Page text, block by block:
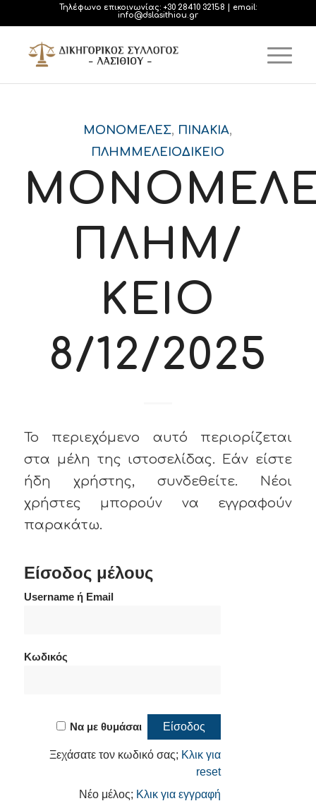
Τηλέφωνο επικοινωνίας: +30 28410 32158 | email:
info@dslasithiou.gr
ΜΟΝΟΜΕΛΈΣ, ΠΙΝΆΚΙΑ,
ΠΛΗΜΜΕΛΕΙΟΔΙΚΕΊΟ
ΠΛΗΜ/
ΚΕΙΟ
8/12/2025
Το περιεχόμενο αυτό περιορίζεται
στα μέλη της ιστοσελίδας. Εάν είστε
ήδη χρήστης, συνδεθείτε. Νέοι
χρήστες μπορούν να εγγραφούν
παρακάτω.
Είσοδος μέλους
Username ή Email
Κωδικός
Να με θυμάσαι
Ξεχάσατε τον κωδικό σας; Κλικ για
reset
Νέο μέλος; Κλικ για εγγραφή